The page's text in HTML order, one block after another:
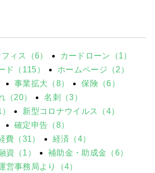
フィス（6）
カードローン（1）
ド（115）
ホームページ（2）
事業拡大（8）
保険（6）
（20）
名刺（3）
新型コロナウイルス（4）
確定申告（8）
費（31）
経済（4）
資（1）
補助金・助成金（6）
営事務局より（4）